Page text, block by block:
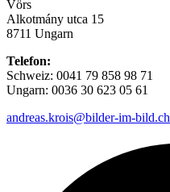
Vörs
Alkotmány utca 15
8711 Ungarn
Telefon:
Schweiz: 0041 79 858 98 71
Ungarn: 0036 30 623 05 61
andreas.krois@bilder-im-bild.ch